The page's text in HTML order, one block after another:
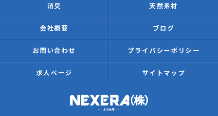
消臭 天然素材
会社概要 ブログ
お問い合わせ プライバシーポリシー
求人ページ サイトマップ